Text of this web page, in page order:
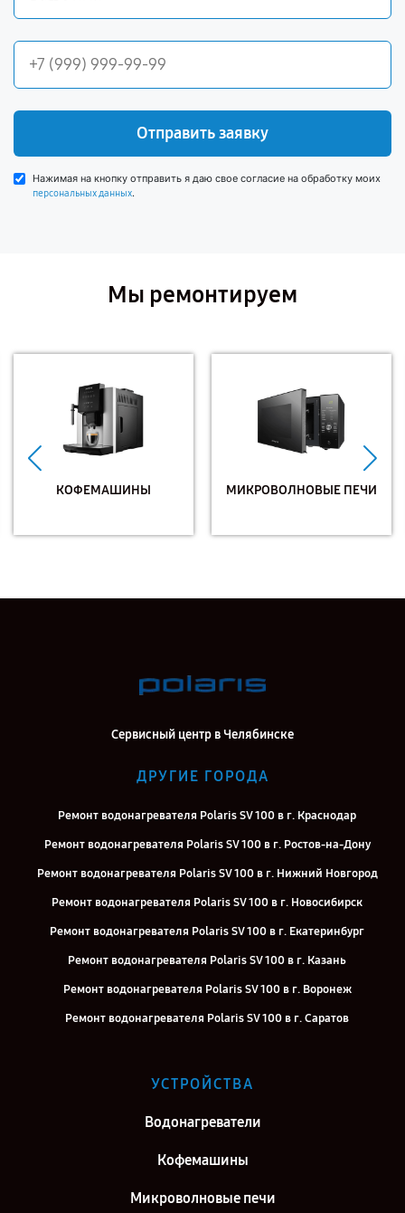
Отправить заявку
Нажимая на кнопку отправить я даю свое согласие на обработку моих
персональных данных.
Мы ремонтируем
КОФЕМАШИНЫ МИКРОВОЛНОВЫЕ ПЕЧИ
Сервисный центр в Челябинске
ДРУГИЕ ГОРОДА
Ремонт водонагревателя Polaris SV 100 в г. Краснодар
Ремонт водонагревателя Polaris SV 100 в г. Ростов-на-Дону
Ремонт водонагревателя Polaris SV 100 в г. Нижний Новгород
Ремонт водонагревателя Polaris SV 100 в г. Новосибирск
Ремонт водонагревателя Polaris SV 100 в г. Екатеринбург
Ремонт водонагревателя Polaris SV 100 в г. Казань
Ремонт водонагревателя Polaris SV 100 в г. Воронеж
Ремонт водонагревателя Polaris SV 100 в г. Саратов
Ремонт водонагревателя Polaris SV 100 в г. Киров
Ремонт водонагревателя Polaris SV 100 в г. Санкт-Петербург
УСТРОЙСТВА
Водонагреватели
Кофемашины
Микроволновые печи